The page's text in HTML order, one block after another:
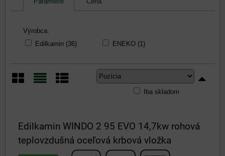
Výrobca:
Edilkamin (36)
ENEKO (1)
Iba skladom
Edilkamin WINDO 2 95 EVO 14,7kw rohová
teplovzdušná oceľová krbová vložka